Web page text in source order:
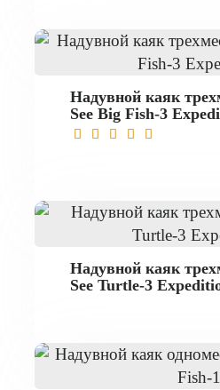
Надувной каяк
See Big Fish-3
Надувной каяк
See Turtle-3